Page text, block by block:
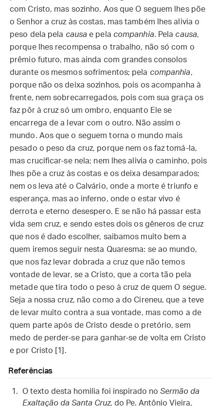
com Cristo, mas sozinho. Aos que O seguem lhes põe
o Senhor a cruz às costas, mas também lhes alivia o
peso dela pela causa e pela companhia. Pela causa,
porque lhes recompensa o trabalho, não só com o
prêmio futuro, mas ainda com grandes consolos
durante os mesmos sofrimentos; pela companhia,
porque não os deixa sozinhos, pois os acompanha à
frente, nem sobrecarregados, pois com sua graça os
faz pôr à cruz só um ombro, enquanto Ele se
encarrega de a levar com o outro. Não assim o
mundo. Aos que o seguem torna o mundo mais
pesado o peso da cruz, porque nem os faz tomá-la,
mas crucificar-se nela; nem lhes alivia o caminho, pois
lhes põe a cruz às costas e os deixa desamparados;
nem os leva até o Calvário, onde a morte é triunfo e
esperança, mas ao inferno, onde o estar vivo é
derrota e eterno desespero. E se não há passar esta
vida sem cruz, e sendo estes dois os gêneros de cruz
que nos é dado escolher, saibamos muito bem a
quem iremos seguir nesta Quaresma: se ao mundo,
que nos faz levar dobrada a cruz que não temos
vontade de levar, se a Cristo, que a corta tão pela
metade que tira todo o peso à cruz de quem O segue.
Seja a nossa cruz, não como a do Cireneu, que a teve
de levar muito contra a sua vontade, mas como a de
quem parte após de Cristo desde o pretório, sem
medo de perder-se para ganhar-se de volta em Cristo
e por Cristo [1].
Referências
O texto desta homilia foi inspirado no Sermão da
Exaltação da Santa Cruz, do Pe. Antônio Vieira,